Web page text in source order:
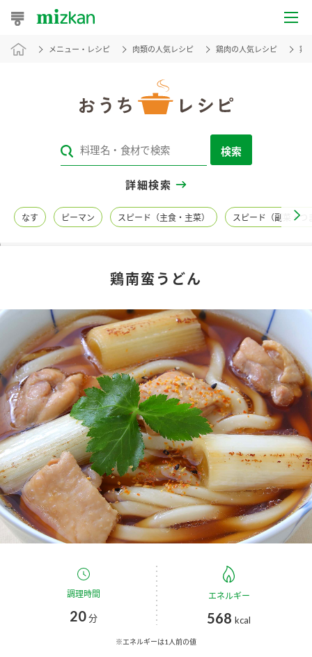
おうちレシピ
レシピカテゴリ一覧
レシピ名特集
商品カテゴリ
酢 調味酢
お酢ドリンク ぽん酢
みりん風・料理酒 鍋用調味料
つゆ たれ
スープ 中華
新商品一覧
キャンペーン情報
ブランド・スペシャルサイト
ブランド・スペシャルサイト トップ
商品ブランドサイト
Fibee（ファイビー）
くらしプラ酢
お酢ドリンク
企業情報
国内事業概要
企業理念
ミツカンの歴史
ミツカンを知る
環境への取り組み
メニュー・レシピ 肉類の人気レシピ 鶏肉の人気レシピ 鶏
検索
詳細検索
なす ピーマン スピード（主食・主菜） スピード（副菜・つ
鶏南蛮うどん
調理時間
20分
エネルギー
568 kcal
※エネルギーは1人前の値